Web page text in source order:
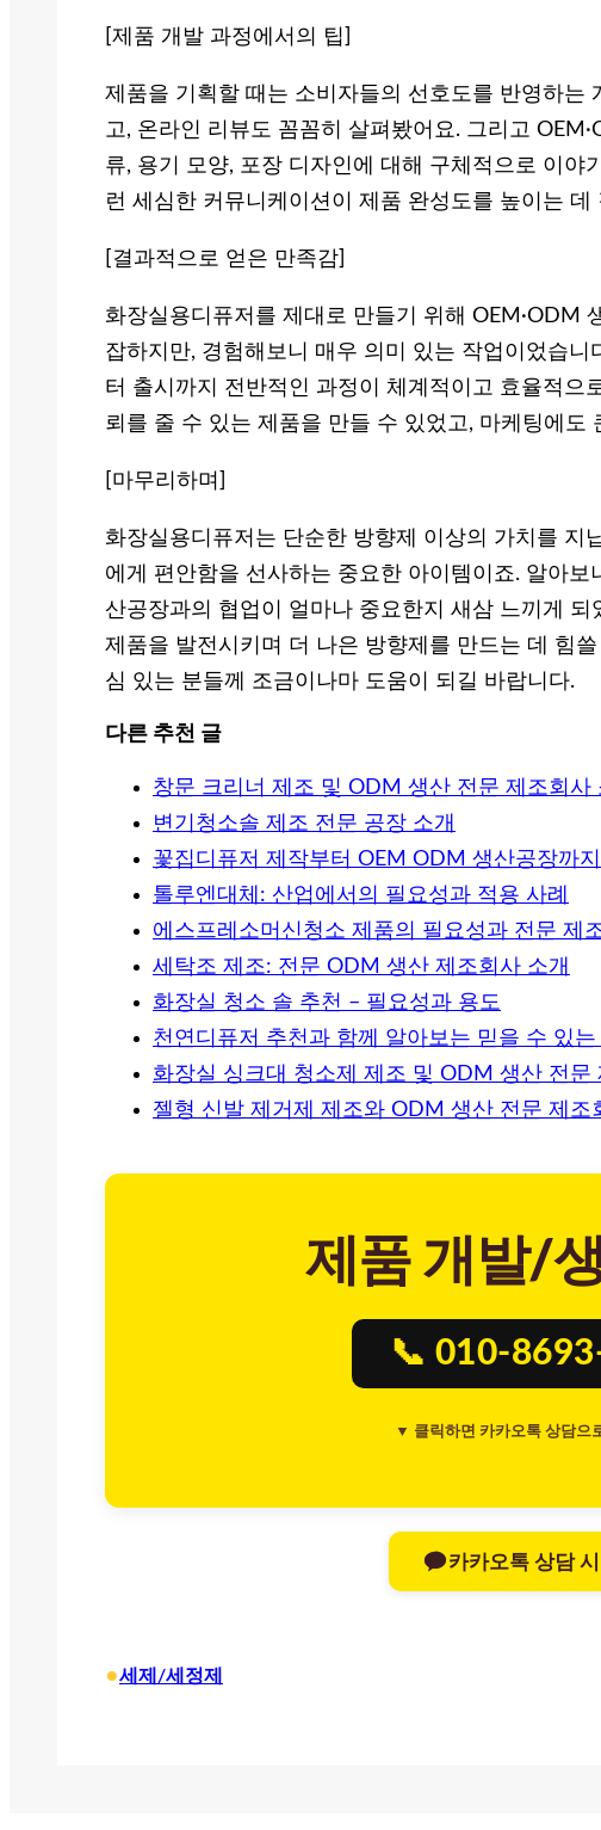
[제품 개발 과정에서의 팁]
제품을 기획할 때는 소비자들의 선호도를 반영하는
고, 온라인 리뷰도 꼼꼼히 살펴봤어요. 그리고
류, 용기 모양, 포장 디자인에 대해 구체적으로 이야
런 세심한 커뮤니케이션이 제품 완성도를 높이는 데
[결과적으로 얻은 만족감]
화장실용디퓨저를 제대로 만들기 위해 OEM·ODM
잡하지만, 경험해보니 매우 의미 있는 작업이었습
터 출시까지 전반적인 과정이 체계적이고 효율적으
뢰를 줄 수 있는 제품을 만들 수 있었고, 마케팅에도
[마무리하며]
화장실용디퓨저는 단순한 방향제 이상의 가치를 지
에게 편안함을 선사하는 중요한 아이템이죠. 알아
산공장과의 협업이 얼마나 중요한지 새삼 느끼게 되
제품을 발전시키며 더 나은 방향제를 만드는 데 힘
심 있는 분들께 조금이나마 도움이 되길 바랍니다.
다른 추천 글
창문 크리너 제조 및 ODM 생산 전문 제조회사
변기청소솔 제조 전문 공장 소개
꽃집디퓨저 제작부터 OEM ODM 생산공장까
톨루엔대체: 산업에서의 필요성과 적용 사례
에스프레소머신청소 제품의 필요성과 전문 제
세탁조 제조: 전문 ODM 생산 제조회사 소개
화장실 청소 솔 추천 – 필요성과 용도
천연디퓨저 추천과 함께 알아보는 믿을 수 있는
화장실 싱크대 청소제 제조 및 ODM 생산 전문
젤형 신발 제거제 제조와 ODM 생산 전문 제조
제품 개발/
📞 010-
▼ 클릭하면 카카오톡 상담으
카카오톡 상담 시
•세제/세정제